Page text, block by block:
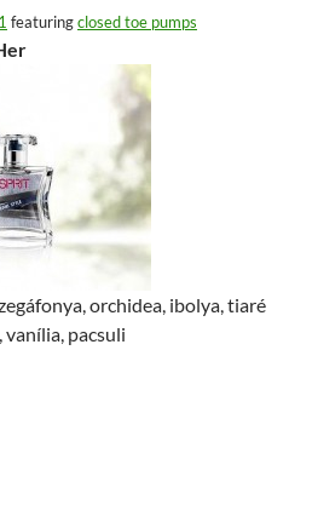
featuringclosed toe pumps
orchidea, ibolya, tiaré
vanília, pacsuli